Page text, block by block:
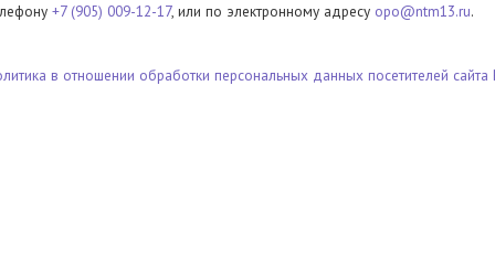
+7 (905) 009-12-17, или по электронному адресу opo@ntm13.ru.
в отношении обработки персональных данных посетителей